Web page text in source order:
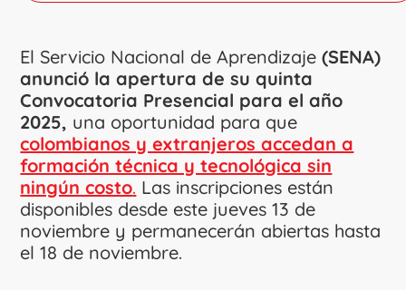
El Servicio Nacional de Aprendizaje(SENA)
anunció la apertura de su quinta
Convocatoria Presencial para el año
2025, una oportunidad para que
colombianos y extranjeros accedan a
formación técnica y tecnológica sin
ningún costo. Las inscripciones están
disponibles desde este jueves 13 de
noviembre y permanecerán abiertas hasta
el 18 de noviembre.